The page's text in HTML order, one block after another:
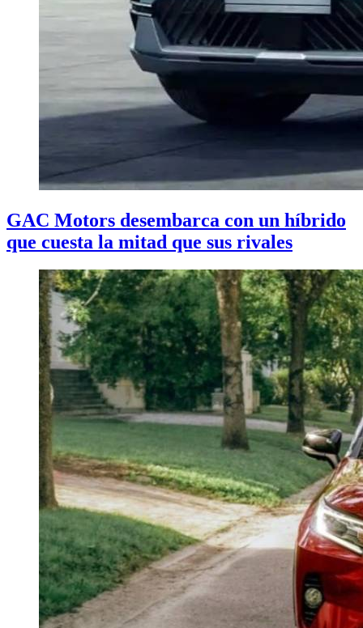
GAC Motors desembarca con un híbrido
que cuesta la mitad que sus rivales